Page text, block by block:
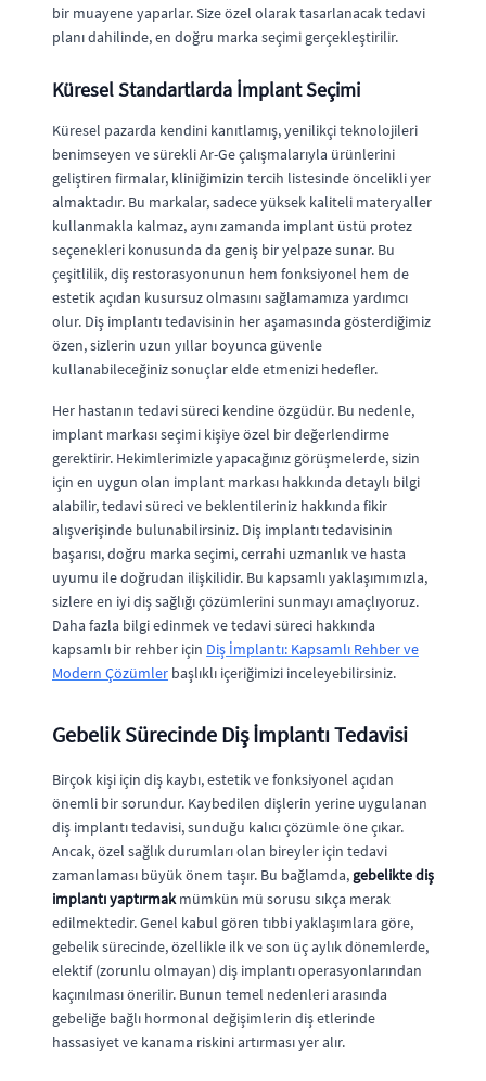
bir muayene yaparlar. Size özel olarak tasarlanacak tedavi
planı dahilinde, en doğru marka seçimi gerçekleştirilir.
Küresel Standartlarda İmplant Seçimi
Küresel pazarda kendini kanıtlamış, yenilikçi teknolojileri
benimseyen ve sürekli Ar-Ge çalışmalarıyla ürünlerini
geliştiren firmalar, kliniğimizin tercih listesinde öncelikli yer
almaktadır. Bu markalar, sadece yüksek kaliteli materyaller
kullanmakla kalmaz, aynı zamanda implant üstü protez
seçenekleri konusunda da geniş bir yelpaze sunar. Bu
çeşitlilik, diş restorasyonunun hem fonksiyonel hem de
estetik açıdan kusursuz olmasını sağlamamıza yardımcı
olur. Diş implantı tedavisinin her aşamasında gösterdiğimiz
özen, sizlerin uzun yıllar boyunca güvenle
kullanabileceğiniz sonuçlar elde etmenizi hedefler.
Her hastanın tedavi süreci kendine özgüdür. Bu nedenle,
implant markası seçimi kişiye özel bir değerlendirme
gerektirir. Hekimlerimizle yapacağınız görüşmelerde, sizin
için en uygun olan implant markası hakkında detaylı bilgi
alabilir, tedavi süreci ve beklentileriniz hakkında fikir
alışverişinde bulunabilirsiniz. Diş implantı tedavisinin
başarısı, doğru marka seçimi, cerrahi uzmanlık ve hasta
uyumu ile doğrudan ilişkilidir. Bu kapsamlı yaklaşımımızla,
sizlere en iyi diş sağlığı çözümlerini sunmayı amaçlıyoruz.
Daha fazla bilgi edinmek ve tedavi süreci hakkında
kapsamlı bir rehber için Diş İmplantı: Kapsamlı Rehber ve
Modern Çözümler başlıklı içeriğimizi inceleyebilirsiniz.
Gebelik Sürecinde Diş İmplantı Tedavisi
Birçok kişi için diş kaybı, estetik ve fonksiyonel açıdan
önemli bir sorundur. Kaybedilen dişlerin yerine uygulanan
diş implantı tedavisi, sunduğu kalıcı çözümle öne çıkar.
Ancak, özel sağlık durumları olan bireyler için tedavi
zamanlaması büyük önem taşır. Bu bağlamda, gebelikte diş
implantı yaptırmakmümkün mü sorusu sıkça merak
edilmektedir. Genel kabul gören tıbbi yaklaşımlara göre,
gebelik sürecinde, özellikle ilk ve son üç aylık dönemlerde,
elektif (zorunlu olmayan) diş implantı operasyonlarından
kaçınılması önerilir. Bunun temel nedenleri arasında
gebeliğe bağlı hormonal değişimlerin diş etlerinde
hassasiyet ve kanama riskini artırması yer alır.